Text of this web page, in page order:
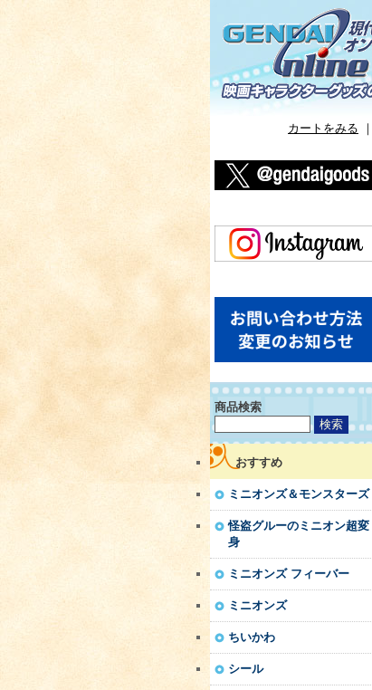
カートをみる ｜
商品検索
おすすめ
ミニオンズ＆モンスターズ
怪盗グルーのミニオン超変
身
ミニオンズ フィーバー
ミニオンズ
ちいかわ
シール